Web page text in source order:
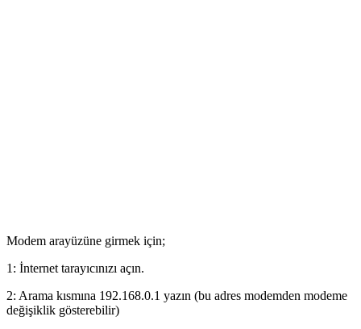
Modem arayüzüne girmek için;
1: İnternet tarayıcınızı açın.
2: Arama kısmına 192.168.0.1 yazın (bu adres modemden modeme
değişiklik gösterebilir)